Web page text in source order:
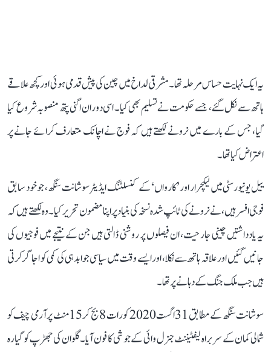
یہ ایک نہایت حساس مرحلہ تھا۔ مشرقی لداخ میں چین کی پیش قدمی ہوئی اور کچھ علاقے
ہاتھ سے نکل گئے، جسے حکومت نے تسلیم بھی کیا۔ اسی دوران اگنی پتھ منصوبہ شروع کیا
گیا، جس کے بارے میں نرونے لکھتے ہیں کہ فوج نے اچانک متعارف کرائے جانے پر
اعتراض کیا تھا۔
ییل یونیورسٹی میں لیکچرار اور ’کارواں‘ کے کنسلٹنگ ایڈیٹر سوشانت سنگھ، جو خود سابق
فوجی افسر ہیں، نے نرونے کی ٹائپ شدہ نسخہ کی بنیاد پر اپنا مضمون تحریر کیا۔ وہ لکھتے ہیں کہ
یہ یادداشتیں چینی جارحیت، ان فیصلوں پر روشنی ڈالتی ہیں جن کے نتیجے میں فوجیوں کی
جانیں گئیں اور علاقہ ہاتھ سے نکلا، اور ایسے وقت میں سیاسی جوابدہی کی کمی کو اجاگر کرتی
ہیں جب ملک جنگ کے دہانے پر تھا۔
سوشانت سنگھ کے مطابق 31 اگست 2020 کو رات 8 بج کر 15 منٹ پر آرمی چیف کو
شمالی کمان کے سربراہ لیفٹیننٹ جنرل وائی کے جوشی کا فون آیا۔ گلوان کی جھڑپ کو گیارہ